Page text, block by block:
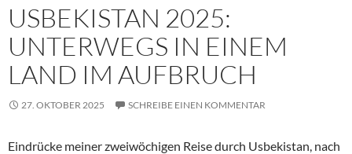
USBEKISTAN 2025:
UNTERWEGS IN EINEM
LAND IM AUFBRUCH
27. OKTOBER 2025 SCHREIBE EINEN KOMMENTAR
Eindrücke meiner zweiwöchigen Reise durch Usbekistan, nach